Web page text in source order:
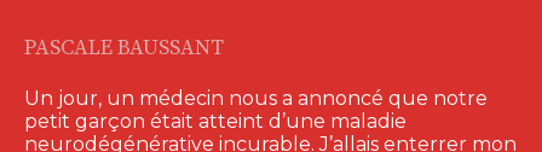
PASCALE BAUSSANT
Un jour, un médecin nous a annoncé que notre
petit garçon était atteint d’une maladie
neurodégénérative incurable. J’allais enterrer mon